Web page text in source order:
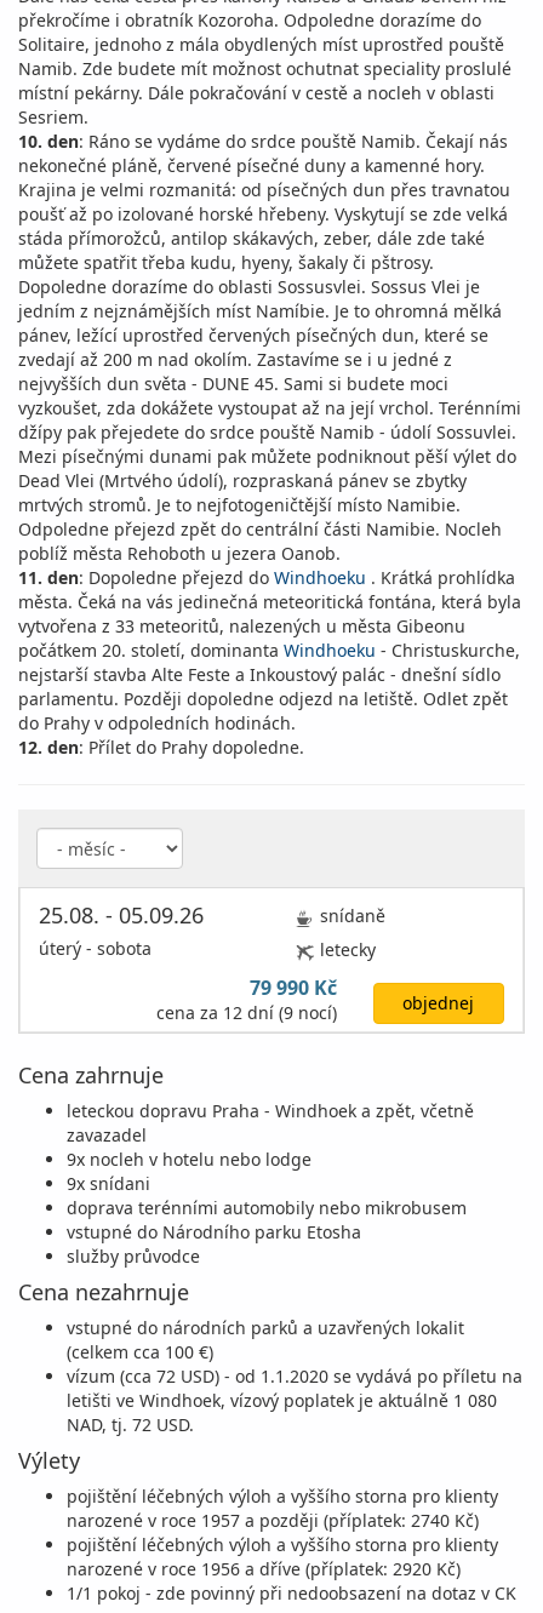
překročíme i obratník Kozoroha. Odpoledne dorazíme do
Solitaire, jednoho z mála obydlených míst uprostřed pouště
Namib. Zde budete mít možnost ochutnat speciality proslulé
místní pekárny. Dále pokračování v cestě a nocleh v oblasti
Sesriem.
10. den: Ráno se vydáme do srdce pouště Namib. Čekají nás
nekonečné pláně, červené písečné duny a kamenné hory.
Krajina je velmi rozmanitá: od písečných dun přes travnatou
poušť až po izolované horské hřebeny. Vyskytují se zde velká
stáda přímorožců, antilop skákavých, zeber, dále zde také
můžete spatřit třeba kudu, hyeny, šakaly či pštrosy.
Dopoledne dorazíme do oblasti Sossusvlei. Sossus Vlei je
jedním z nejznámějších míst Namíbie. Je to ohromná mělká
pánev, ležící uprostřed červených písečných dun, které se
zvedají až 200 m nad okolím. Zastavíme se i u jedné z
nejvyšších dun světa - DUNE 45. Sami si budete moci
vyzkoušet, zda dokážete vystoupat až na její vrchol. Terénními
džípy pak přejedete do srdce pouště Namib - údolí Sossuvlei.
Mezi písečnými dunami pak můžete podniknout pěší výlet do
Dead Vlei (Mrtvého údolí), rozpraskaná pánev se zbytky
mrtvých stromů. Je to nejfotogeničtější místo Namibie.
Odpoledne přejezd zpět do centrální části Namibie. Nocleh
poblíž města Rehoboth u jezera Oanob.
11. den: Dopoledne přejezd do Windhoeku . Krátká prohlídka
města. Čeká na vás jedinečná meteoritická fontána, která byla
vytvořena z 33 meteoritů, nalezených u města Gibeonu
počátkem 20. století, dominanta Windhoeku - Christuskurche,
nejstarší stavba Alte Feste a Inkoustový palác - dnešní sídlo
parlamentu. Později dopoledne odjezd na letiště. Odlet zpět
do Prahy v odpoledních hodinách.
12. den: Přílet do Prahy dopoledne.
25.08. - 05.09.26
úterý - sobota
snídaně
letecky
79 990 Kč
cena za 12 dní (9 nocí) objednej
Cena zahrnuje
leteckou dopravu Praha - Windhoek a zpět, včetně
zavazadel
9x nocleh v hotelu nebo lodge
9x snídani
doprava terénními automobily nebo mikrobusem
vstupné do Národního parku Etosha
služby průvodce
Cena nezahrnuje
vstupné do národních parků a uzavřených lokalit
(celkem cca 100 €)
vízum (cca 72 USD) - od 1.1.2020 se vydává po příletu na
letišti ve Windhoek, vízový poplatek je aktuálně 1 080
NAD, tj. 72 USD.
Výlety
pojištění léčebných výloh a vyššího storna pro klienty
narozené v roce 1957 a později (příplatek: 2740 Kč)
pojištění léčebných výloh a vyššího storna pro klienty
narozené v roce 1956 a dříve (příplatek: 2920 Kč)
1/1 pokoj - zde povinný při nedoobsazení na dotaz v CK